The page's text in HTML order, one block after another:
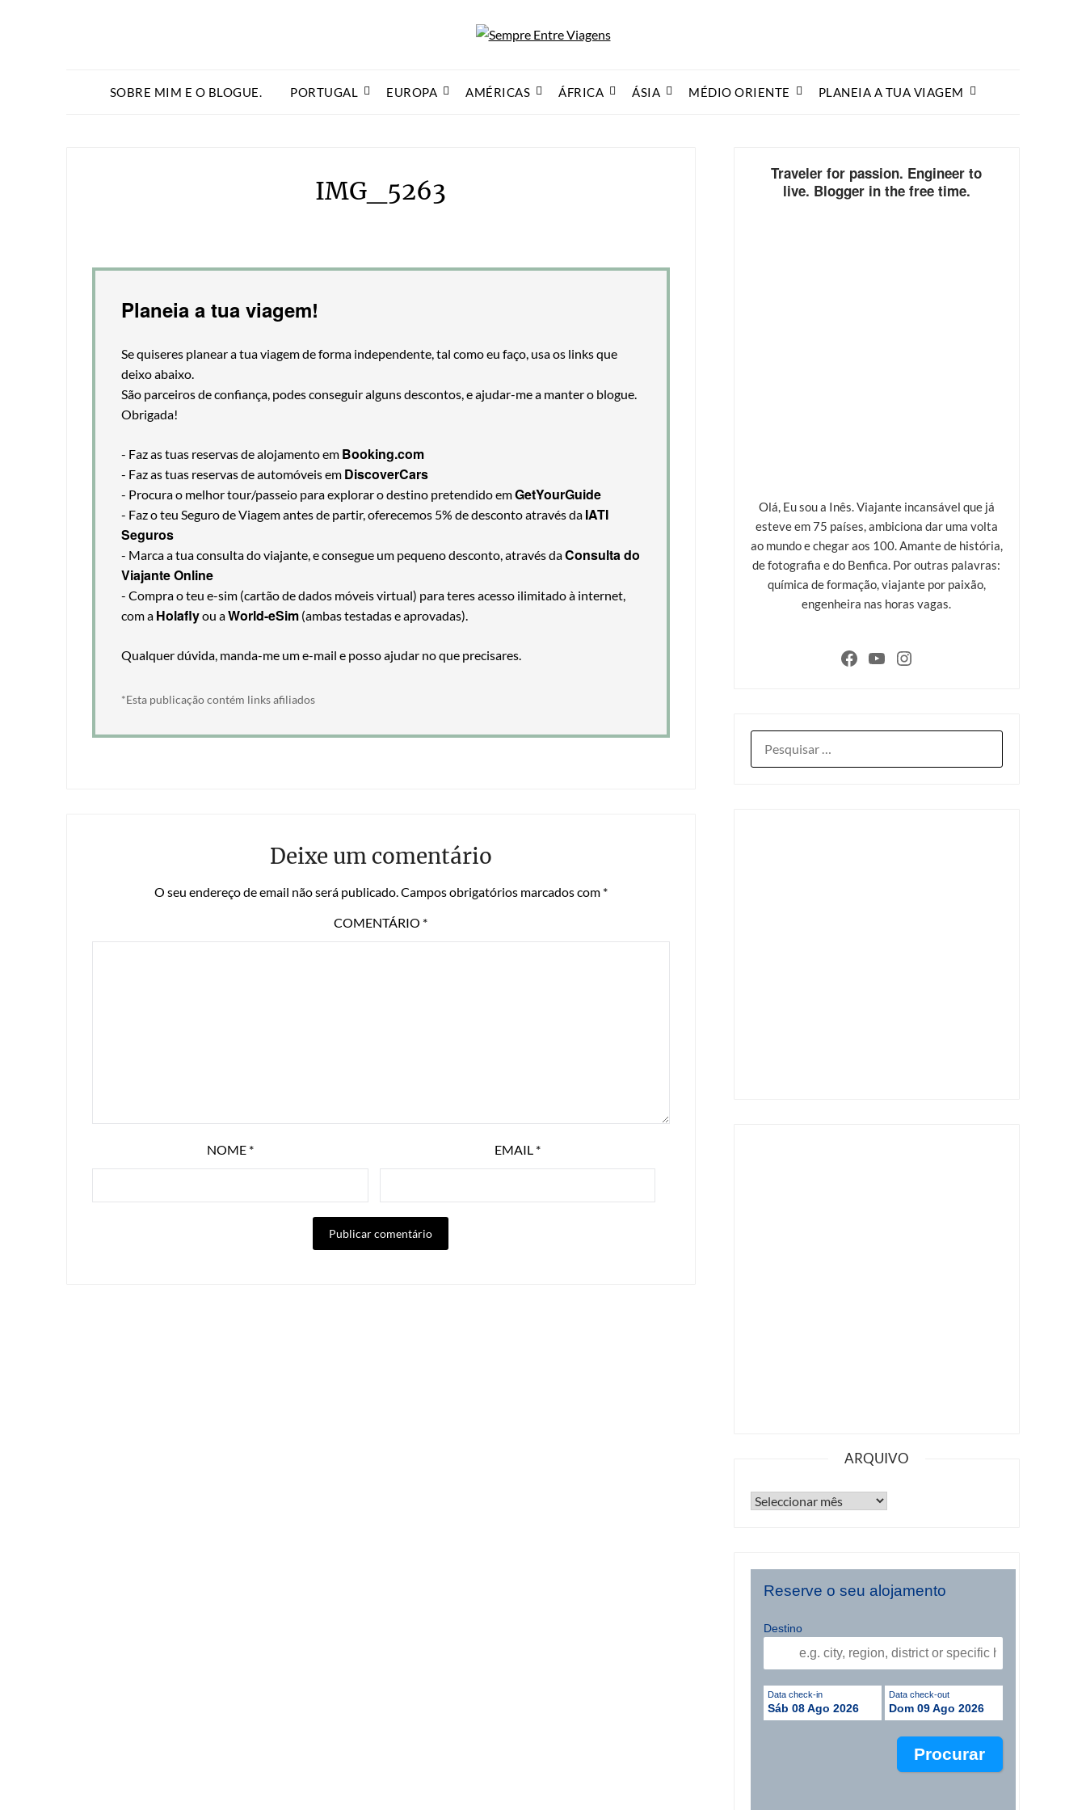
SOBRE MIM E O BLOGUE. PORTUGAL EUROPA AMÉRICAS ÁFRICA ÁSIA MÉDIO ORIENTE PLANEIA A TUA VIAGEM
IMG_5263
Planeia a tua viagem!
Se quiseres planear a tua viagem de forma independente, tal como eu faço, usa os links que
deixo abaixo.
São parceiros de confiança, podes conseguir alguns descontos, e ajudar-me a manter o blogue.
Obrigada!
- Faz as tuas reservas de alojamento em Booking.com
- Faz as tuas reservas de automóveis em DiscoverCars
- Procura o melhor tour/passeio para explorar o destino pretendido emGetYourGuide
- Faz o teu Seguro de Viagem antes de partir, oferecemos 5% de desconto através da IATI
Seguros
- Marca a tua consulta do viajante, e consegue um pequeno desconto, através daConsulta do
Viajante Online
- Compra o teu e-sim (cartão de dados móveis virtual) para teres acesso ilimitado à internet,
com a Holaflyou aWorld-eSim (ambas testadas e aprovadas).
Qualquer dúvida, manda-me um e-mail e posso ajudar no que precisares.
*Esta publicação contém links afiliados
Deixe um comentário
O seu endereço de email não será publicado.Campos obrigatórios marcados com *
COMENTÁRIO *
NOME * EMAIL *
Traveler for passion. Engineer to
live. Blogger in the free time.
Olá, Eu sou a Inês. Viajante incansável que já
esteve em 75 países, ambiciona dar uma volta
ao mundo e chegar aos 100. Amante de história,
de fotografia e do Benfica. Por outras palavras:
química de formação, viajante por paixão,
engenheira nas horas vagas.
ARQUIVO
Reserve o seu alojamento
Destino
Data check-in
Sáb 08 Ago 2026
Data check-out
Dom 09 Ago 2026